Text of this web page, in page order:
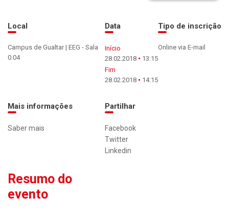
Local
Campus de Gualtar | EEG - Sala
0.04
Data
Início
28.02.2018
13:15
Fim
28.02.2018
14:15
Tipo de inscrição
Online via E-mail
Mais informações
Saber mais
Partilhar
Facebook
Twitter
Linkedin
Resumo do
evento